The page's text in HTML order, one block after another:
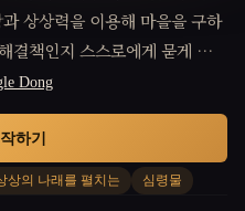
상상력을 이용해 마을을 구하
책인지 스스로에게 묻게 되는
린다.
Dong
상의 나래를 펼치는 심령물
하기